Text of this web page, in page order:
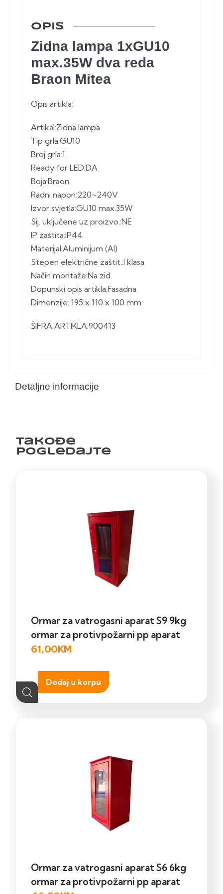
Detaljne informacije
OPIS
Zidna lampa 1xGU10
max.35W dva reda
Braon Mitea
Opis artikla:
Artikal:Zidna lampa
Tip grla:GU10
Broj grla:1
Ready for LED:DA
Boja:Braon
Radni napon:220~240V
Izvor svjetla:GU10 max.35W
Sij. uključene uz proizvo.:NE
IP zaštita:IP44
Materijal:Aluminijum (Al)
Stepen električne zaštit.:I klasa
Način montaže:Na zid
Dopunski opis artikla:Fasadna
Dimenzije: 195 x 110 x 100 mm
ŠIFRA ARTIKLA:900413
Takođe
pogledajte
Ormar za vatrogasni aparat S9 9kg
ormar za protivpožarni pp aparat
61,00KM
Dodaj u korpu
Ormar za vatrogasni aparat S6 6kg
ormar za protivpožarni pp aparat